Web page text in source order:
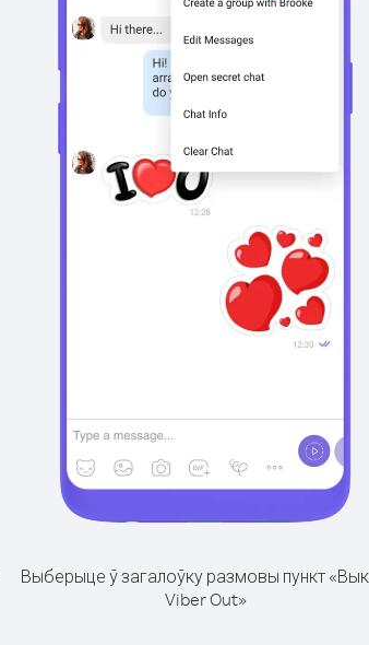
Выберыце ў загалоўку размовы пункт
Viber Out»